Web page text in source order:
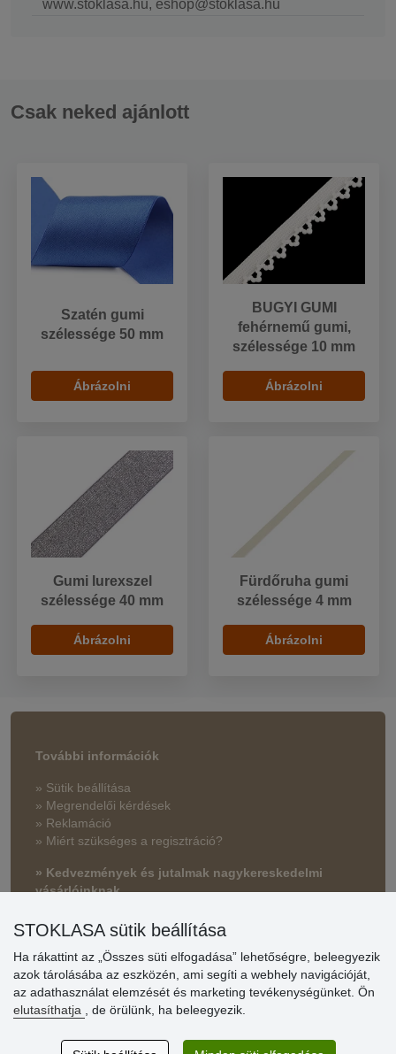
www.stoklasa.hu, eshop@stoklasa.hu
Csak neked ajánlott
Szatén gumi
szélessége 50 mm
Ábrázolni
BUGYI GUMI
fehérnemű gumi,
szélessége 10 mm
Ábrázolni
Gumi lurexszel
szélessége 40 mm
Ábrázolni
Fürdőruha gumi
szélessége 4 mm
Ábrázolni
További információk
» Sütik beállítása
» Megrendelői kérdések
» Reklamáció
» Miért szükséges a regisztráció?
» Kedvezmények és jutalmak nagykereskedelmi
vásárlóinknak
» Súgó
Vásárlók
értékelése
Excellent service
STOKLASA sütik beállítása
Ha rákattint az „Összes süti elfogadása” lehetőségre, beleegyezik
azok tárolásába az eszközén, ami segíti a webhely navigációját,
az adathasználat elemzését és marketing tevékenységünket. Ön
elutasíthatja
, de örülünk, ha beleegyezik.